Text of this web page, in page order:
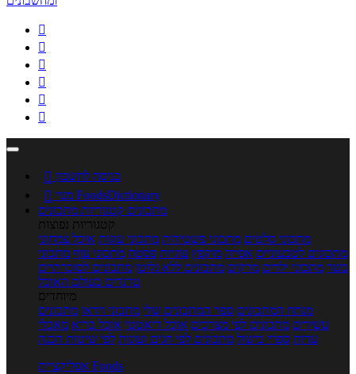






 כניסה לחשבון

מנוי FoodsDictionary
מתכונים קטגוריות מתכונים
קטגוריות נפוצות
מתכוני סלטים מתכוני פשטידות מתכוני עוגות אוכל צמחוני
מתכונים לטבעוניים אפייה מוקפץ עוגיות פסטה מתכוני עוף מתכוני
בשר מתכוני ילדים מרקים מתכונים ללא גלוטן מתכונים לסוכרתיים
טרנדים בעולם האוכל
מיוחדים
מנתח המתכונים ספר המתכונים שלי מתכוני וידאו מתכונים
עשירים מתכונים לפי מצרכים אוכל דיאטטי אוכל בריא מאכלי
עדות ספרי בישול מתכונים לפי חגים ועונות לפי שיטות הכנה
אפליקציית Foods